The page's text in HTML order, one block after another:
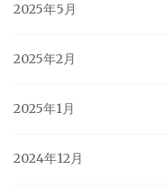
2025年5月
2025年2月
2025年1月
2024年12月